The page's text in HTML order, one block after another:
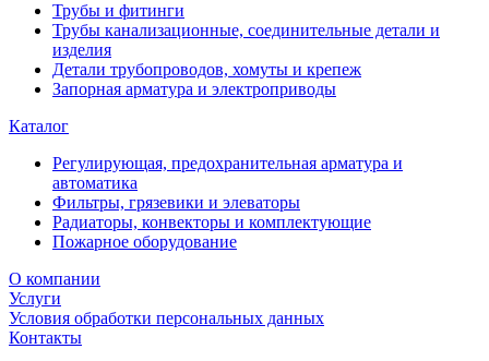
Трубы и фитинги
Трубы канализационные, соединительные детали и
изделия
Детали трубопроводов, хомуты и крепеж
Запорная арматура и электроприводы
Каталог
Регулирующая, предохранительная арматура и
автоматика
Фильтры, грязевики и элеваторы
Радиаторы, конвекторы и комплектующие
Пожарное оборудование
О компании
Услуги
Условия обработки персональных данных
Контакты